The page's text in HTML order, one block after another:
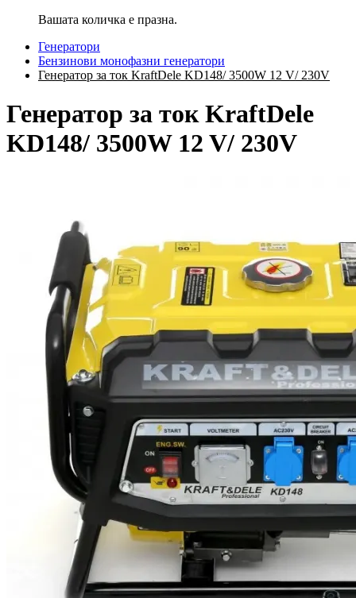
Вашата количка е празна.
Генератори
Бензинови монофазни генератори
Генератор за ток KraftDele KD148/ 3500W 12 V/ 230V
Генератор за ток KraftDele
KD148/ 3500W 12 V/ 230V